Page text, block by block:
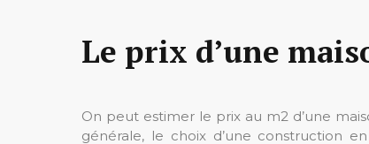
Le prix d’une
On peut estimer le prix au m2 d’une
générale, le choix d’une construction